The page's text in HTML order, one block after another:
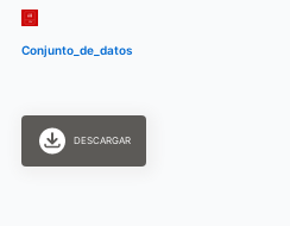
Conjunto_de_datos
DESCARGAR